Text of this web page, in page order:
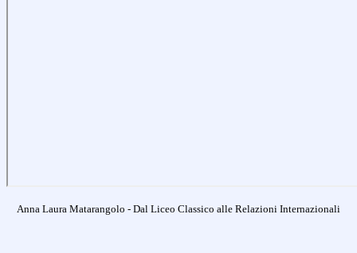
Anna Laura Matarangolo - Dal Liceo Classico alle Relazioni Internazionali